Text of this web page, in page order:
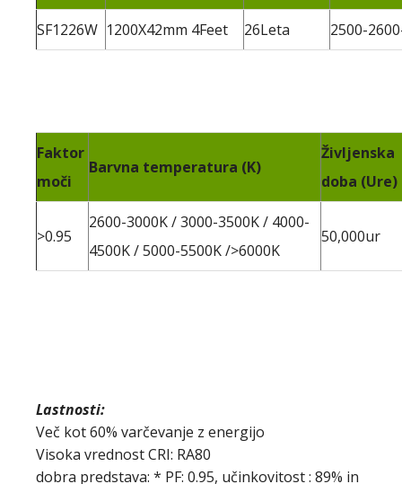
SF1226W 1200X42mm 4Feet 26Leta 2500-
Faktor
moči
Barvna temperatura (K)
Življenska
doba (Ure)
>0.95
2600-3000K / 3000-3500K / 4000-
4500K / 5000-5500K />6000K
50,000ur
Lastnosti:
Več kot 60% varčevanje z energijo
Visoka vrednost CRI: RA80
dobra predstava: * PF: 0.95, učinkovitost : 89% in